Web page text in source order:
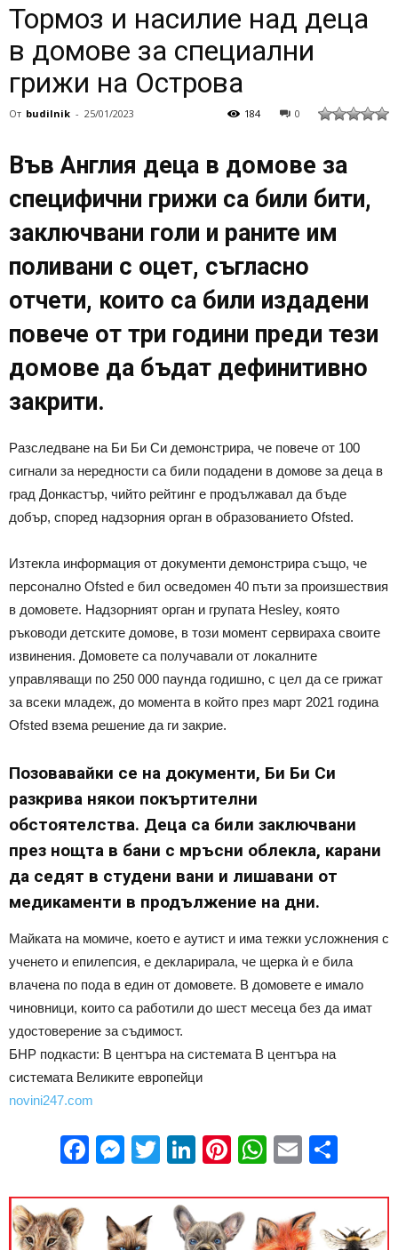
Тормоз и насилие над деца
в домове за специални
грижи на Острова
От budilnik - 25/01/2023 0
184
Във Англия деца в домове за
специфични грижи са били бити,
заключвани голи и раните им
поливани с оцет, съгласно
отчети, които са били издадени
повече от три години преди тези
домове да бъдат дефинитивно
закрити.
Разследване на Би Би Си демонстрира, че повече от 100
сигнали за нередности са били подадени в домове за деца в
град Донкастър, чийто рейтинг е продължавал да бъде
добър, според надзорния орган в образованието Ofsted.
Изтекла информация от документи демонстрира също, че
персонално Ofsted е бил осведомен 40 пъти за произшествия
в домовете. Надзорният орган и групата Hesley, която
ръководи детските домове, в този момент сервираха своите
извинения. Домовете са получавали от локалните
управляващи по 250 000 паунда годишно, с цел да се грижат
за всеки младеж, до момента в който през март 2021 година
Ofsted взема решение да ги закрие.
Позовавайки се на документи, Би Би Си
разкрива някои покъртителни
обстоятелства. Деца са били заключвани
през нощта в бани с мръсни облекла, карани
да седят в студени вани и лишавани от
медикаменти в продължение на дни.
Майката на момиче, което е аутист и има тежки усложнения с
ученето и епилепсия, е декларирала, че щерка ѝ е била
влачена по пода в един от домовете. В домовете е имало
чиновници, които са работили до шест месеца без да имат
удостоверение за съдимост.
БНР подкасти: В центъра на системата В центъра на
системата Великите европейци
novini247.com
Facebook
Messenger
Twitter
LinkedIn
Pinterest
WhatsApp
Email